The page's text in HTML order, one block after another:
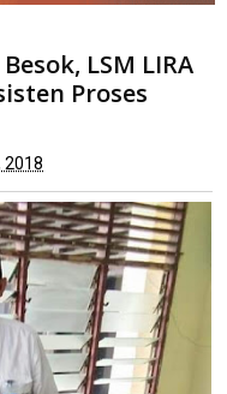
Kepri dan FPK Tetap
LSM LIRA
Proses
2018